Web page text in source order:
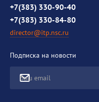
Противодействие коррупции
+7(383) 330-90-40
+7(383) 330-84-80
director@itp.nsc.ru
Подписка на новости
Ваш email